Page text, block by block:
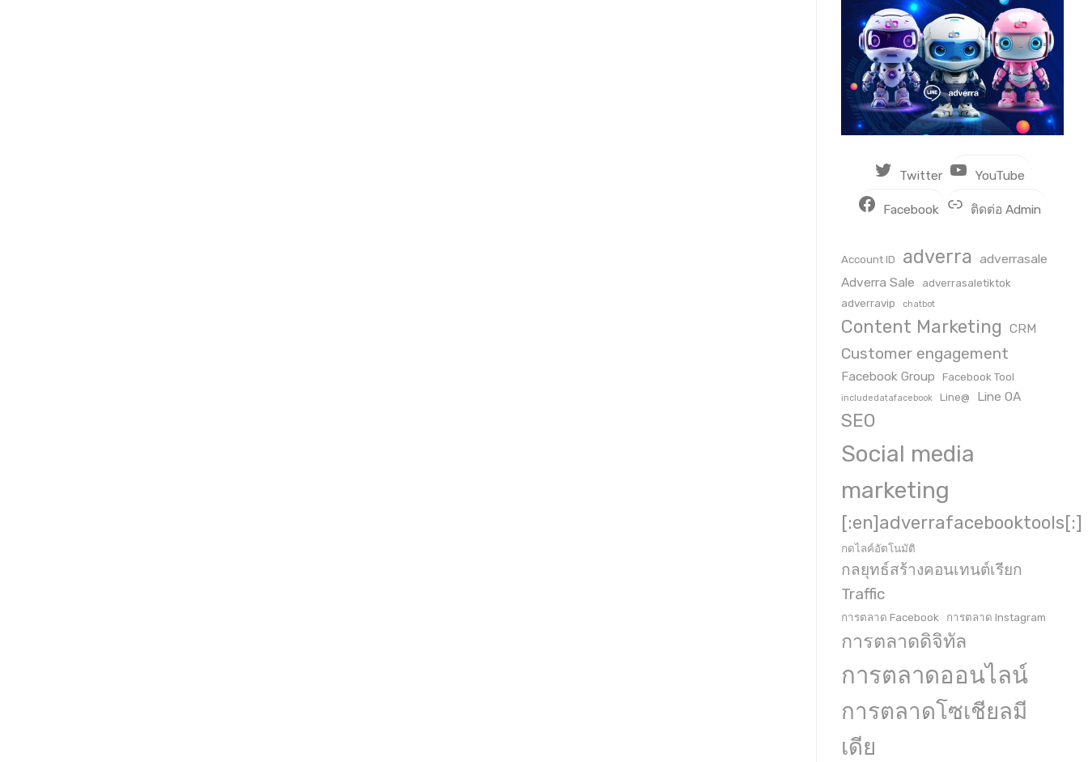
Twitter YouTube
Facebook ติดต่อ Admin
Account ID adverra adverrasale
Adverra Sale
adverrasaletiktok
adverravip
chatbot
Content Marketing CRM
Customer engagement
Facebook Group Facebook Tool
includedatafacebook Line@ Line OA
SEO
Social media
marketing
[:en]adverrafacebooktools[:]
กดไลค์อัตโนมัติ
กลยุทธ์สร้างคอนเทนต์เรียก
Traffic
การตลาด Facebook การตลาด Instagram
การตลาดดิจิทัล
การตลาดออนไลน์
การตลาดโซเชียลมี
เดีย